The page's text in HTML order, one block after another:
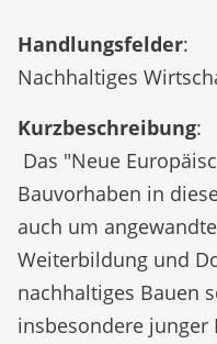
Handlungsfelder:
Nachhaltiges
Kurzbeschreibung:
Das "Neue
Bauvorhaben in
auch um
Weiterbildung und
nachhaltiges Bauen
insbesondere junger